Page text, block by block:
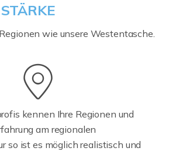
wie unsere Westentasche.
kennen Ihre Regionen und
am regionalen
so ist es möglich realistisch und